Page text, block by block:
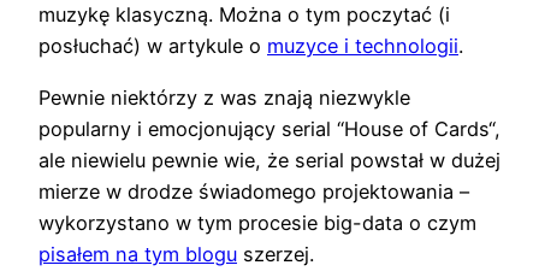
muzykę klasyczną. Można o tym poczytać (i
posłuchać) w artykule o muzyce i technologii.
Pewnie niektórzy z was znają niezwykle
popularny i emocjonujący serial “House of Cards“,
ale niewielu pewnie wie, że serial powstał w dużej
mierze w drodze świadomego projektowania –
wykorzystano w tym procesie big-data o czym
pisałem na tym blogu szerzej.